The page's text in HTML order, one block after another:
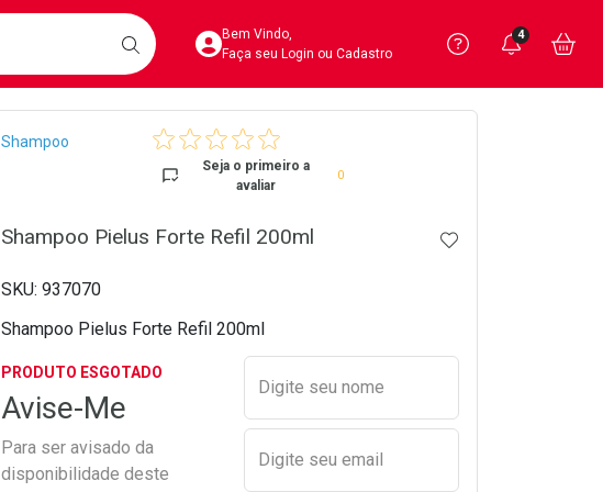
BUSCARAcesse sua Conta
Bem Vindo,
Faça seu Login ou Cadastro
Precisa
Ver Recursos
Você
4
Breadcrumb
Shampoo
Seja o primeiro a
avaliar
0
Shampoo Pielus Forte Refil 200ml ADICIONAR AOS
937070
Shampoo Pielus Forte Refil 200ml
PRODUTO ESGOTADO
Avise-Me
Para ser avisado da
disponibilidade deste
Preencher nome e email
Digite seu nome
Digite seu email